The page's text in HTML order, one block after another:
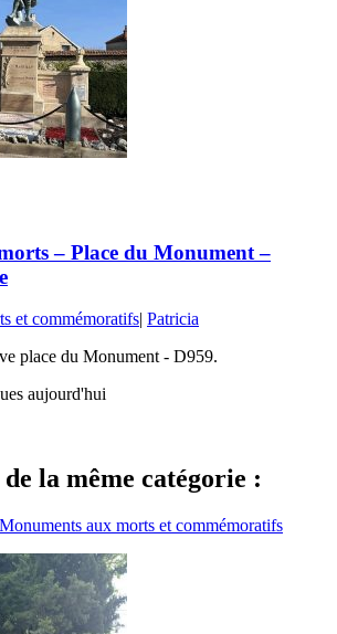
– Place du Monument –
et commémoratifs| Patricia
place du Monument - D959.
aujourd'hui
la même catégorie :
Monuments aux morts et commémoratifs